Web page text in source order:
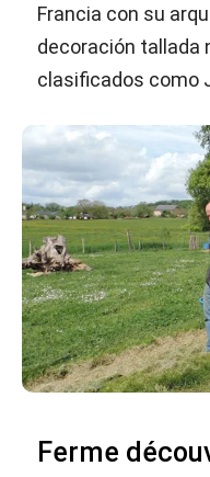
Francia con su
decoración tallada
clasificados como
Ferme